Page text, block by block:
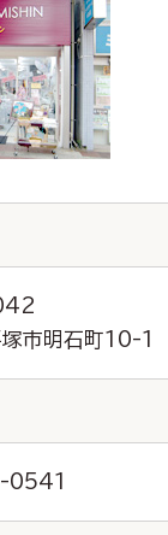
市明石町10-1